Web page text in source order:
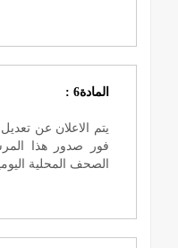
المادة6 :
يتم الاعلان عن
فور صدور هذا
الصحف المحلية